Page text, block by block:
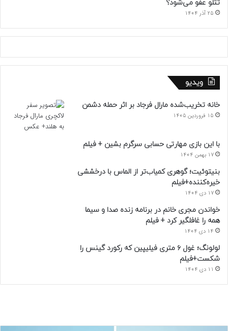
تتلو عفو می‌شود؟
25 آذر 1404
ویدیو
خانه تخریب‌شده مارال فرجاد بر اثر حمله دشمن
15 فروردین 1405
با این بازی مهارتی حسابی سرگرم بشین + فیلم
17 بهمن 1404
بنیتوئیت؛ گوهری کمیاب‌تر از الماس با درخششی
خیره‌کننده+فیلم
17 دی 1404
خواندن مجری خانم در برنامه زنده صدا و سیما
همه را غافلگیر کرد + فیلم
14 دی 1404
لولونگ؛ غول ۶ متری فیلیپین که رکورد گینس را
شکست+فیلم
11 دی 1404